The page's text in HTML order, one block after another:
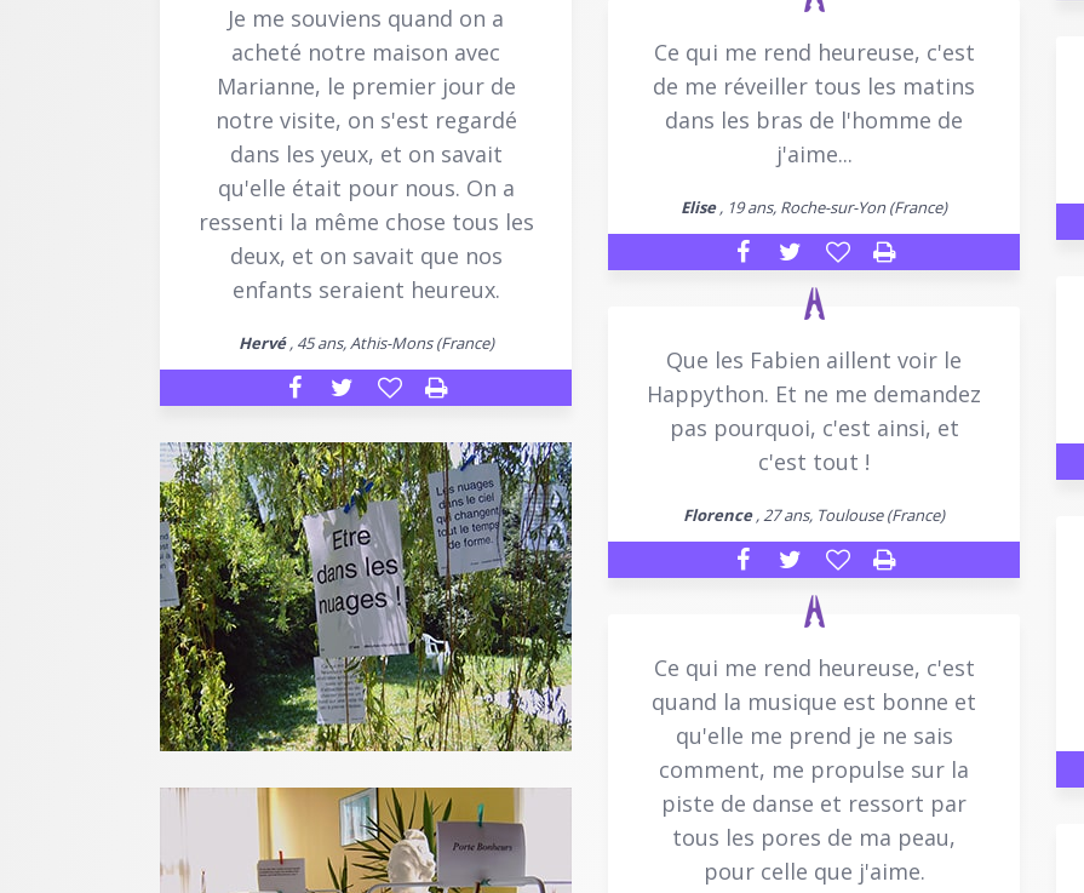
Je me souviens quand on a
acheté notre maison avec
Marianne, le premier jour de
notre visite, on s'est regardé
dans les yeux, et on savait
qu'elle était pour nous. On a
ressenti la même chose tous les
deux, et on savait que nos
enfants seraient heureux.
Hervé, 45 ans, Athis-Mons (France)
Ce qui me rend heureuse, c'est
de me réveiller tous les matins
dans les bras de l'homme de
j'aime...
Elise, 19 ans, Roche-sur-Yon (France)
Que les Fabien aillent voir le
Happython. Et ne me demandez
pas pourquoi, c'est ainsi, et
c'est tout !
Florence, 27 ans, Toulouse (France)
Ce qui me rend heureuse, c'est
quand la musique est bonne et
qu'elle me prend je ne sais
comment, me propulse sur la
piste de danse et ressort par
tous les pores de ma peau,
pour celle que j'aime.